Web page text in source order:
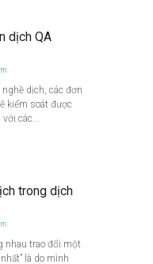
dịch QA
dịch, các đơn
kiểm soát được
các...
trong dịch
nhau trao đổi một
là do mình